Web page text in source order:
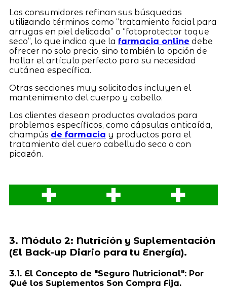
Los consumidores refinan sus búsquedas
utilizando términos como “tratamiento facial para
arrugas en piel delicada” o “fotoprotector toque
seco”, lo que indica que la farmacia online debe
ofrecer no solo precio, sino también la opción de
hallar el artículo perfecto para su necesidad
cutánea específica.
Otras secciones muy solicitadas incluyen el
mantenimiento del cuerpo y cabello.
Los clientes desean productos avalados para
problemas específicos, como cápsulas anticaída,
champús de farmacia y productos para el
tratamiento del cuero cabelludo seco o con
picazón.
3. Módulo 2: Nutrición y Suplementación
(El Back-up Diario para tu Energía).
3.1. El Concepto de "Seguro Nutricional": Por
Qué los Suplementos Son Compra Fija.